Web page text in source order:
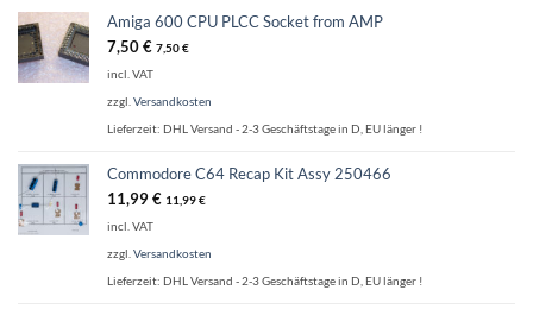
Amiga 600 CPU PLCC Socket from AMP
7,50€ 7,50€
incl. VAT
zzgl. Versandkosten
Lieferzeit: DHL Versand - 2-3 Geschäftstage in D, EU länger !
Commodore C64 Recap Kit Assy 250466
11,99€ 11,99€
incl. VAT
zzgl. Versandkosten
Lieferzeit: DHL Versand - 2-3 Geschäftstage in D, EU länger !